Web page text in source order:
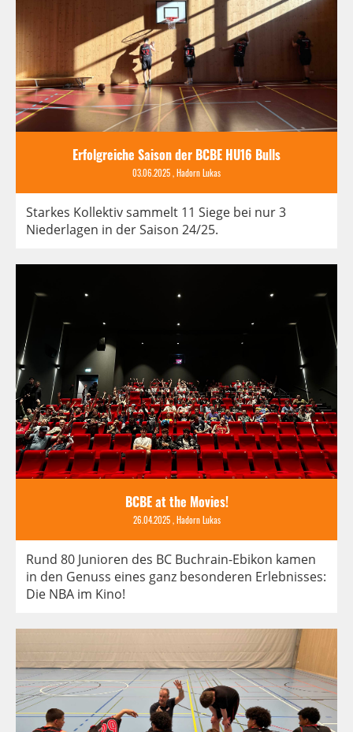
Erfolgreiche Saison der BCBE HU16 Bulls
03.06.2025, Hadorn Lukas
Starkes Kollektiv sammelt 11 Siege bei nur 3
Niederlagen in der Saison 24/25.
BCBE at the Movies!
26.04.2025, Hadorn Lukas
Rund 80 Junioren des BC Buchrain-Ebikon kamen
in den Genuss eines ganz besonderen Erlebnisses:
Die NBA im Kino!